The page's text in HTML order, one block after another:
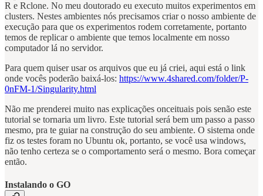
R e Rclone. No meu doutorado eu executo muitos experimentos em
clusters. Nestes ambientes nós precisamos criar o nosso ambiente de
execução para que os experimentos rodem corretamente, portanto
temos de replicar o ambiente que temos localmente em nosso
computador lá no servidor.
Para quem quiser usar os arquivos que eu já criei, aqui está o link
onde vocês poderão baixá-los: https://www.4shared.com/folder/P-
0nFM-1/Singularity.html
Não me prenderei muito nas explicações onceituais pois senão este
tutorial se tornaria um livro. Este tutorial será bem um passo a passo
mesmo, pra te guiar na construção do seu ambiente. O sistema onde
fiz os testes foram no Ubuntu ok, portanto, se você usa windows,
não tenho certeza se o comportamento será o mesmo. Bora começar
então.
Instalando o GO